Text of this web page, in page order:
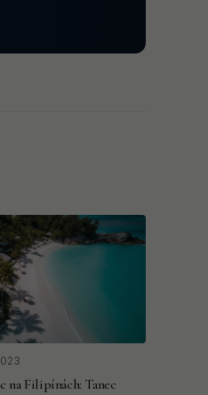
na Filipínách: Tanec